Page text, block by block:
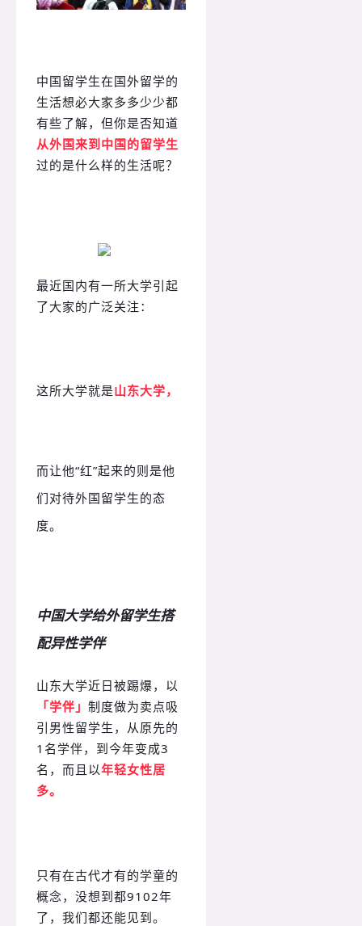
中国留学生在国外留学的
生活想必大家多多少少都
有些了解，但你是否知道
从外国来到中国的留学生
过的是什么样的生活呢？
最近国内有一所大学引起
了大家的广泛关注：
这所大学就是山东大学，
而让他“红”起来的则是他
们对待外国留学生的态
度。
中国大学给外留学生搭
配异性学伴
山东大学近日被踢爆，以
「学伴」 制度做为卖点吸
引男性留学生，从原先的
1名学伴，到今年变成3
名，而且以年轻女性居
多。
只有在古代才有的学童的
概念，没想到都9102年
了，我们都还能见到。